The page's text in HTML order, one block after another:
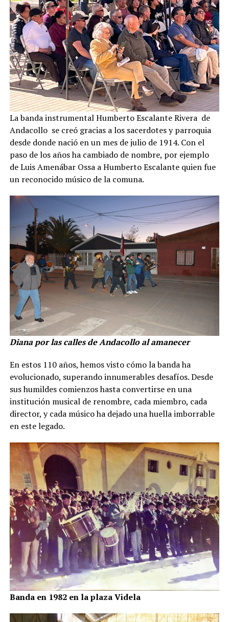
La banda instrumental Humberto Escalante Rivera de
Andacollo se creó gracias a los sacerdotes y parroquia
desde donde nació en un mes de julio de 1914. Con el
paso de los años ha cambiado de nombre, por ejemplo
de Luis Amenábar Ossa a Humberto Escalante quien fue
un reconocido músico de la comuna.
Diana por las calles de Andacollo al amanecer
En estos 110 años, hemos visto cómo la banda ha
evolucionado, superando innumerables desafíos. Desde
sus humildes comienzos hasta convertirse en una
institución musical de renombre, cada miembro, cada
director, y cada músico ha dejado una huella imborrable
en este legado.
Banda en 1982 en la plaza Videla